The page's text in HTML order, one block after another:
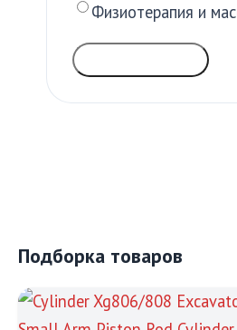
Физиотерапия и
Подборка товаров